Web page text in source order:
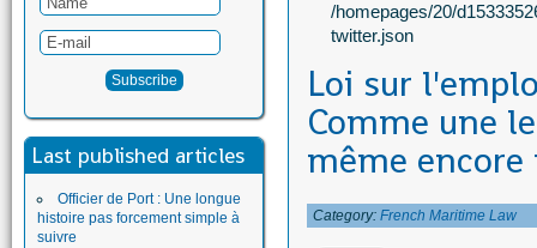
Last published articles
Officier de Port : Une longue
histoire pas forcement simple à
suivre
/homepages/20/
twitter.json
Loi sur
Comme une
même encore
Category: French Maritime Law